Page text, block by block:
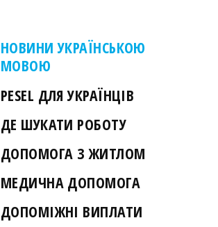
НОВИНИ УКРАЇНСЬКОЮ
МОВОЮ
PESEL ДЛЯ УКРАЇНЦІВ
ДЕ ШУКАТИ РОБОТУ
ДОПОМОГА З ЖИТЛОМ
МЕДИЧНА ДОПОМОГА
ДОПОМІЖНІ ВИПЛАТИ